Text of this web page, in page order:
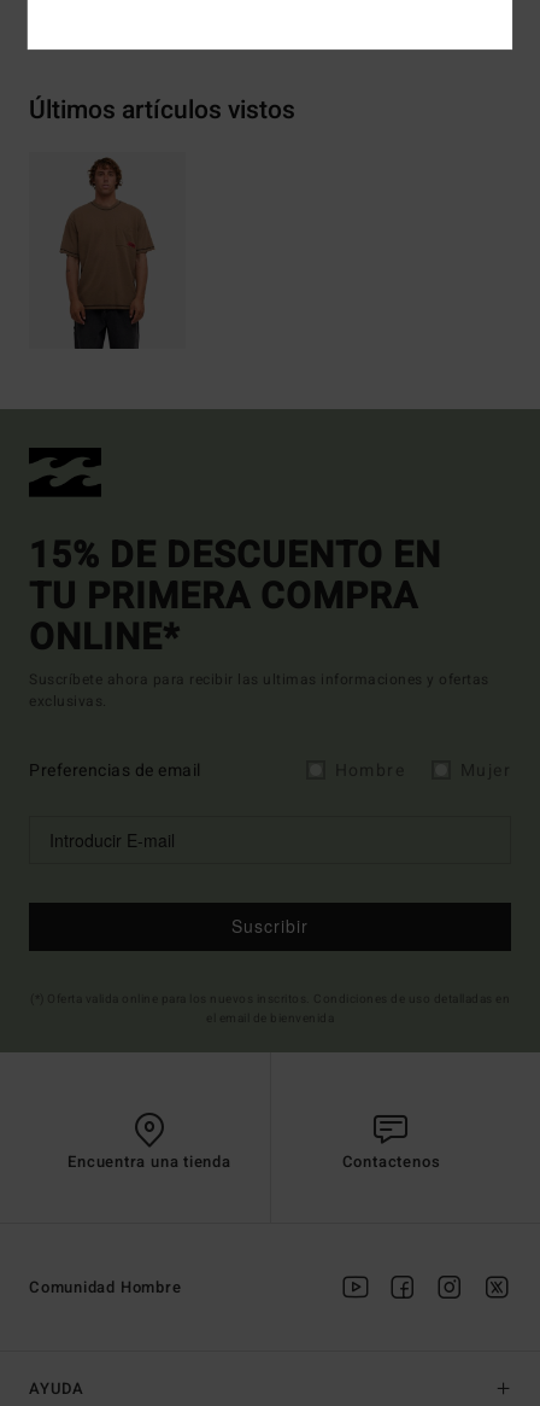
Últimos artículos vistos
15% DE DESCUENTO EN
TU PRIMERA COMPRA
ONLINE*
Suscríbete ahora para recibir las ultimas informaciones y ofertas
exclusivas.
Preferencias de email
Suscribir
Encuentra una tienda Contactenos
AYUDA
Comunidad Hombre